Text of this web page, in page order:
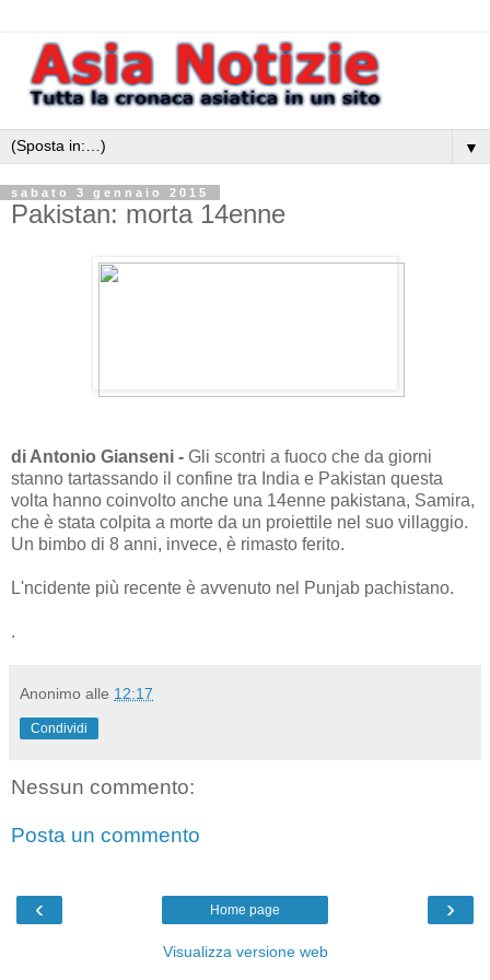
▼
sabato 3 gennaio 2015
Pakistan: morta 14enne
di Antonio Gianseni - Gli scontri a fuoco che da giorni
stanno tartassando il confine tra India e Pakistan questa
volta hanno coinvolto anche una 14enne pakistana, Samira,
che è stata colpita a morte da un proiettile nel suo villaggio.
Un bimbo di 8 anni, invece, è rimasto ferito.
L'ncidente più recente è avvenuto nel Punjab pachistano.
.
Anonimo alle 12:17
Condividi
Nessun commento:
Posta un commento
‹ ›
Home page
Visualizza versione web